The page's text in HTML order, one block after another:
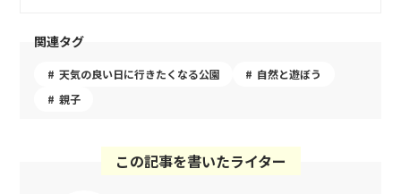
関連タグ
天気の良い日に行きたくなる公園
自然と遊ぼう
親子
この記事を書いたライター